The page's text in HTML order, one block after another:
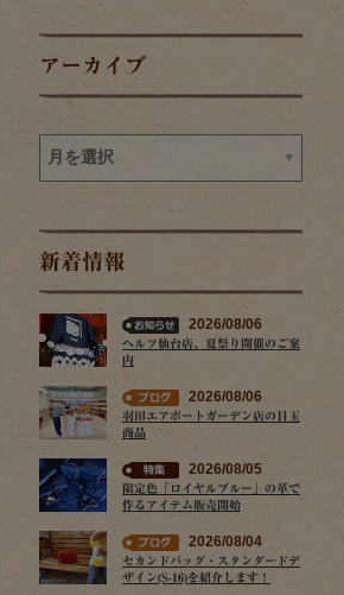
アーカイブ
新着情報
2026/08/06
ヘルツ仙台店、夏祭り開催のご案
内
2026/08/06
羽田エアポートガーデン店の目玉
商品
2026/08/05
限定色「ロイヤルブルー」の革で
作るアイテム販売開始
2026/08/04
セカンドバッグ・スタンダードデ
ザイン(S-16)を紹介します！